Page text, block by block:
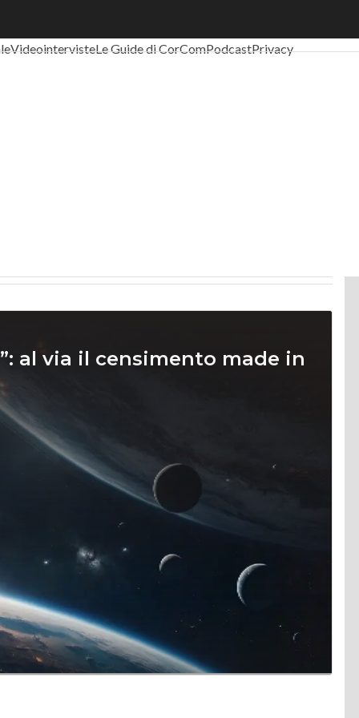
VideointervisteLe Guide di CorComPodcastPrivacy
al via il censimento made in